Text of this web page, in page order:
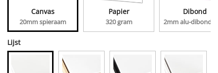
Canvas
20mm spieraam
Papier
320 gram
Dibond
2mm alu-dibond,
Lijst